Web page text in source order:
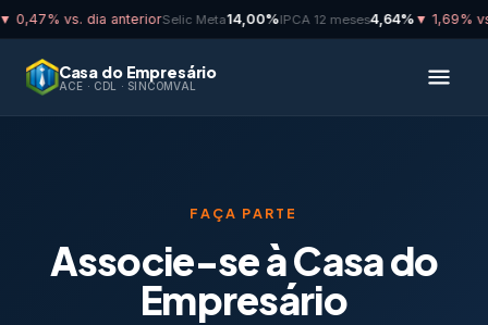
vs. dia anteriorSelic Meta14,00%IPCA 12 meses4,64%▼ 1,69%
Casa do Empresário
ACE · CDL · SINCOMVAL
FAÇA PARTE
Associe-se à Casa do
Empresário